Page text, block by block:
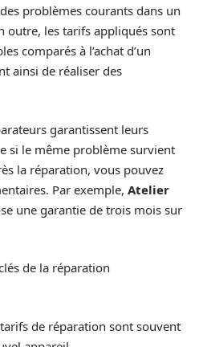
problèmes courants dans un
outre, les tarifs appliqués sont
comparés à l’achat d’un
ainsi de réaliser des
garantissent leurs
si le même problème survient
la réparation, vous pouvez
Par exemple, Atelier
une garantie de trois mois sur
de la réparation
de réparation sont souvent